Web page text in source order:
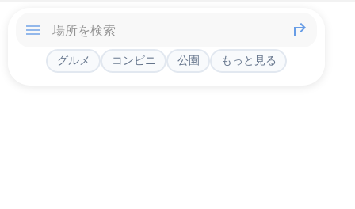
グルメ コンビニ 公園 もっと見る